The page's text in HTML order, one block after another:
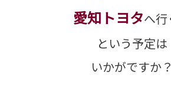
愛知トヨタへ行
という予定は
いかがですか？